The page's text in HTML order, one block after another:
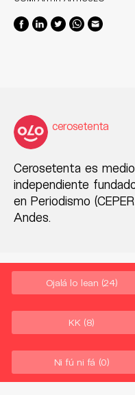
cerosetenta
Cerosetenta es
independiente
en Periodismo
Andes.
Ojalá lo lean (24)
KK (8)
Ni fú ni fá (0)